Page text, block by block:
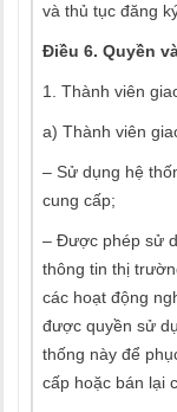
và thủ tục đăng
Điều 6. Quyền
1. Thành viên
a) Thành viên
– Sử dụng hệ
cung cấp;
– Được phép sử
thông tin thị
các hoạt động
được quyền sử
thống này để
cấp hoặc bán lại